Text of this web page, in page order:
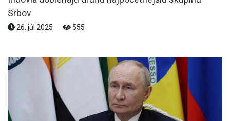
Srbov
26. júl 2025 555